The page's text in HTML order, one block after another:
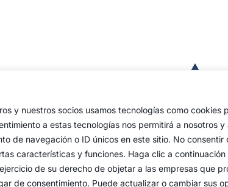
y nuestros socios usamos tecnologías como cookies
a estas tecnologías nos permitirá a nosotros y
de navegación o ID únicos en este sitio. No consentir
características y funciones. Haga clic a
de su derecho de objetar a las empresas que
de consentimiento. Puede actualizar o cambiar sus
Cofradía de
Jesús de las
de la Estrella,
Crucis, San
Justa y